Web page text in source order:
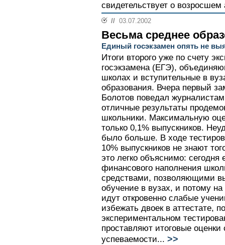
свидетельствует о
// 03.07.2002
Весьма среднее
Единый госэкзамен опять не
Итоги второго уже по счету
госэкзамена (ЕГЭ),
школах и вступительные в
образования. Вчера первый
Болотов поведал
отличные результаты
школьники. Максимальную
только 0,1% выпускников.
было больше. В ходе
10% выпускников не знают
это легко объяснимо:
финансового наполнения
средствами, позволяющими
обучение в вузах, и потому
идут откровенно слабые
избежать двоек в аттестате,
экспериментальном
проставляют итоговые
успеваемости... >>